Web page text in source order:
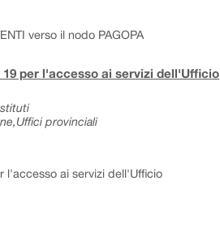
verso il nodo PAGOPA
per l'accesso ai servizi dell'Ufficio
provinciali
l'accesso ai servizi dell'Ufficio